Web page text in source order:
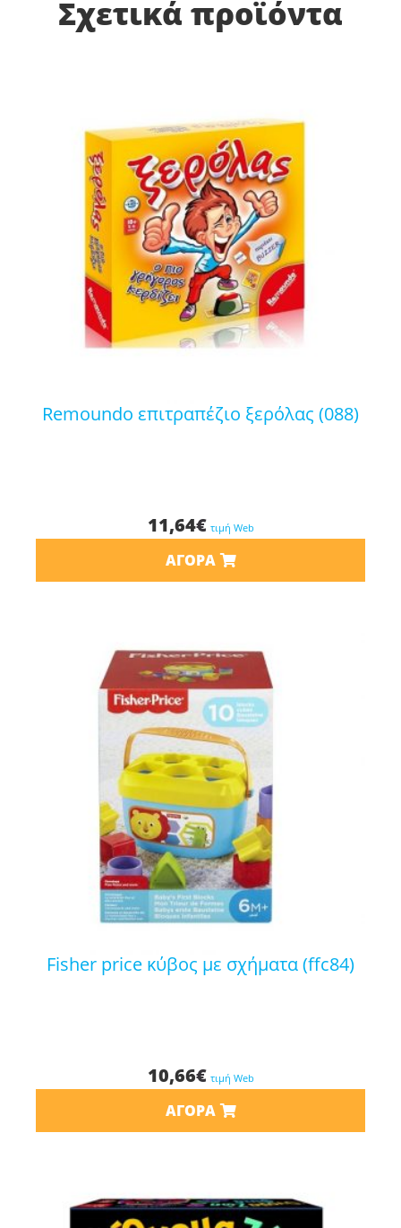
Σχετικά προϊόντα
remoundo επιτραπέζιο ξερόλας (088)
11,64€ τιμή Web
ΑΓΟΡΆ
fisher price κύβος με σχήματα (ffc84)
10,66€ τιμή Web
ΑΓΟΡΆ